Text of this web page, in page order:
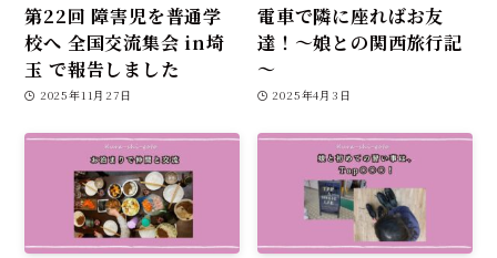
第22回 障害児を普通学
校へ 全国交流集会 in埼
玉 で報告しました
2025年11月27日
電車で隣に座ればお友
達！～娘との関西旅行記
～
2025年4月3日